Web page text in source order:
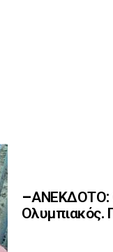
–ΑΝΕΚΔΟΤΟ:
Ολυμπιακός.